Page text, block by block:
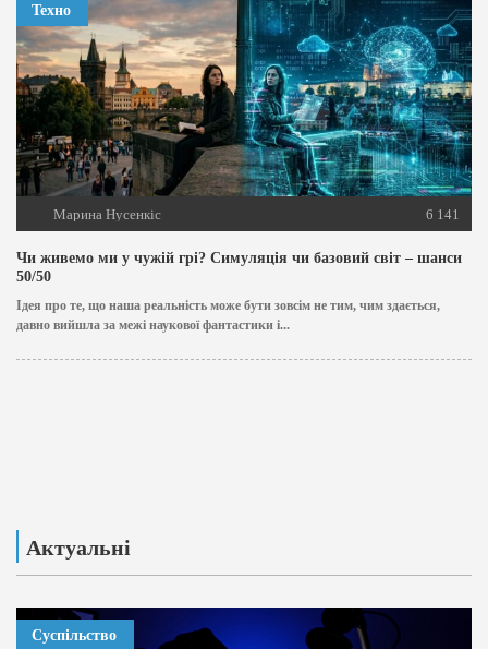
Техно
Марина Нусенкіс 6 141
Чи живемо ми у чужій грі? Симуляція чи базовий світ – шанси
50/50
Ідея про те, що наша реальність може бути зовсім не тим, чим здається,
давно вийшла за межі наукової фантастики і...
Актуальні
Суспільство